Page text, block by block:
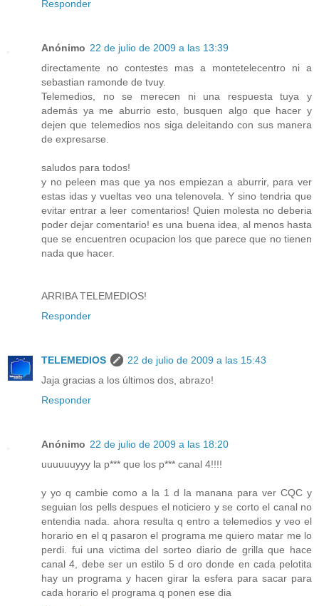
Responder
Anónimo 22 de julio de 2009 a las 13:39
directamente no contestes mas a montetelecentro ni a
sebastian ramonde de tvuy.
Telemedios, no se merecen ni una respuesta tuya y
además ya me aburrio esto, busquen algo que hacer y
dejen que telemedios nos siga deleitando con sus manera
de expresarse.
saludos para todos!
y no peleen mas que ya nos empiezan a aburrir, para ver
estas idas y vueltas veo una telenovela. Y sino tendria que
evitar entrar a leer comentarios! Quien molesta no deberia
poder dejar comentario! es una buena idea, al menos hasta
que se encuentren ocupacion los que parece que no tienen
nada que hacer.
ARRIBA TELEMEDIOS!
Responder
TELEMEDIOS
22 de julio de 2009 a las 15:43
Jaja gracias a los últimos dos, abrazo!
Responder
Anónimo 22 de julio de 2009 a las 18:20
uuuuuuyyy la p*** que los p*** canal 4!!!!
y yo q cambie como a la 1 d la manana para ver CQC y
seguian los pells despues el noticiero y se corto el canal no
entendia nada. ahora resulta q entro a telemedios y veo el
horario en el q pasaron el programa me quiero matar me lo
perdi. fui una victima del sorteo diario de grilla que hace
canal 4, debe ser un estilo 5 d oro donde en cada pelotita
hay un programa y hacen girar la esfera para sacar para
cada horario el programa q ponen ese dia